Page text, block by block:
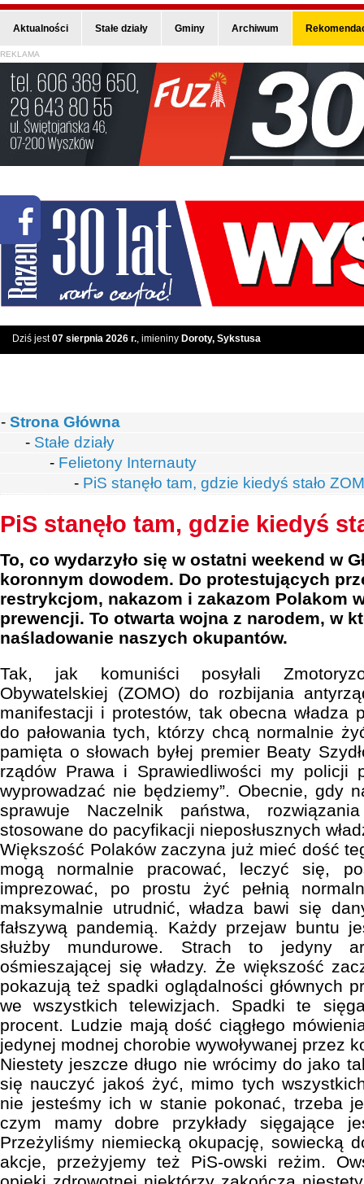
Aktualności Stałe działy Gminy Archiwum
REKLAMA
Dziś jest07 sierpnia 2026 r., imieniny Doroty, Sykstusa
- Strona Główna
- Stałe działy
- Felietony Internauty
- PiS stanęło tam, gdzie kiedyś stało
PiS stanęło tam, gdzie kiedyś
To, co wydarzyło się w ostatni weekend w
koronnym dowodem. Do protestujących
restrykcjom, nakazom i zakazom Polakom
prewencji. To otwarta wojna z narodem, w
naśladowanie naszych okupantów.
Tak, jak komuniści posyłali
Obywatelskiej (ZOMO) do rozbijania
manifestacji i protestów, tak obecna władza
do pałowania tych, którzy chcą normalnie
pamięta o słowach byłej premier Beaty
rządów Prawa i Sprawiedliwości my policji
wyprowadzać nie będziemy”. Obecnie, gdy
sprawuje Naczelnik państwa,
stosowane do pacyfikacji nieposłusznych
Większość Polaków zaczyna już mieć dość
mogą normalnie pracować, leczyć się,
imprezować, po prostu żyć pełnią
maksymalnie utrudnić, władza bawi się
fałszywą pandemią. Każdy przejaw buntu
służby mundurowe. Strach to jedyny
ośmieszającej się władzy. Że większość
pokazują też spadki oglądalności głównych
we wszystkich telewizjach. Spadki te
procent. Ludzie mają dość ciągłego
jedynej modnej chorobie wywoływanej przez
Niestety jeszcze długo nie wrócimy do jako
się nauczyć jakoś żyć, mimo tych
nie jesteśmy ich w stanie pokonać, trzeba
czym mamy dobre przykłady sięgające
Przeżyliśmy niemiecką okupację, sowiecką
akcje, przeżyjemy też PiS-owski reżim.